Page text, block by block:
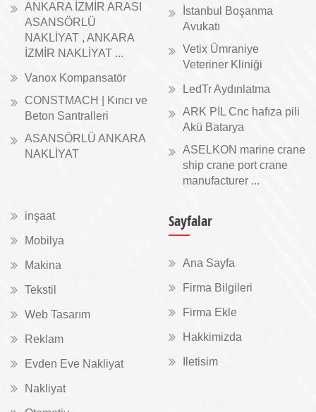
ANKARA İZMİR ARASI
ASANSÖRLÜ
NAKLİYAT , ANKARA
İZMİR NAKLİYAT ...
Vanox Kompansatör
CONSTMACH | Kırıcı ve
Beton Santralleri
ASANSÖRLÜ ANKARA
NAKLİYAT
İstanbul Boşanma
Avukatı
Vetix Ümraniye
Veteriner Kliniği
LedTr Aydınlatma
ARK PİL Cnc hafıza pili
Akü Batarya
ASELKON marine crane
ship crane port crane
manufacturer ...
inşaat
Mobilya
Makina
Tekstil
Web Tasarım
Reklam
Evden Eve Nakliyat
Nakliyat
Sayfalar
Ana Sayfa
Firma Bilgileri
Firma Ekle
Hakkimizda
Iletisim